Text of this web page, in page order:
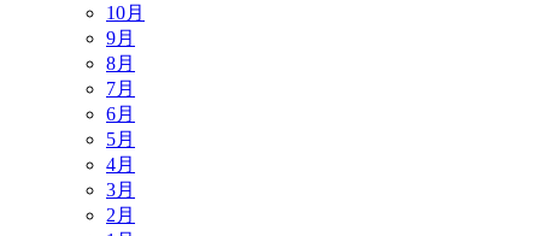
10月
9月
8月
7月
6月
5月
4月
3月
2月